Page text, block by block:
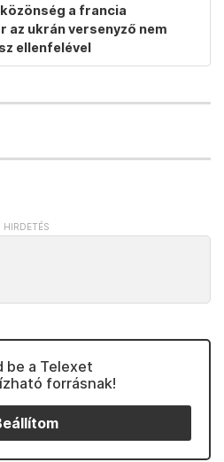
a francia
az ukrán versenyző nem
ellenfelével
be a Telexet
forrásnak!